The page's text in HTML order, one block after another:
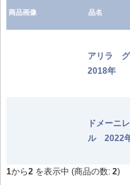
商品画像 品名
アリラ
2018年
ドメーニ
ル 2022
1から2 を表示中 (商品の数: 2)